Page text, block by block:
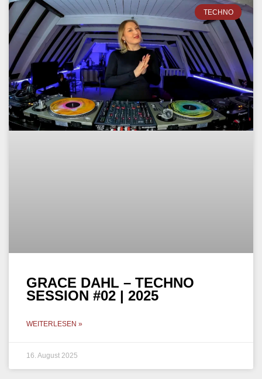
TECHNO
GRACE DAHL – TECHNO
SESSION #02 | 2025
WEITERLESEN »
16. August 2025